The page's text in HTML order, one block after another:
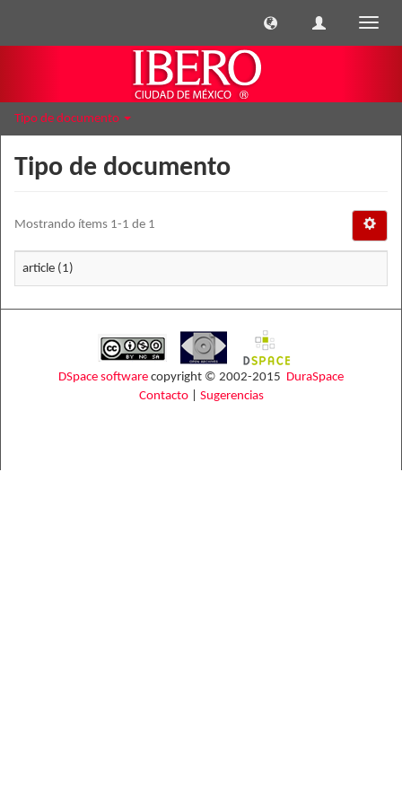
Tipo de documento
Tipo de documento
Mostrando ítems 1-1 de 1
article (1)
DSpace software copyright © 2002-2015 DuraSpace
Contacto| Sugerencias